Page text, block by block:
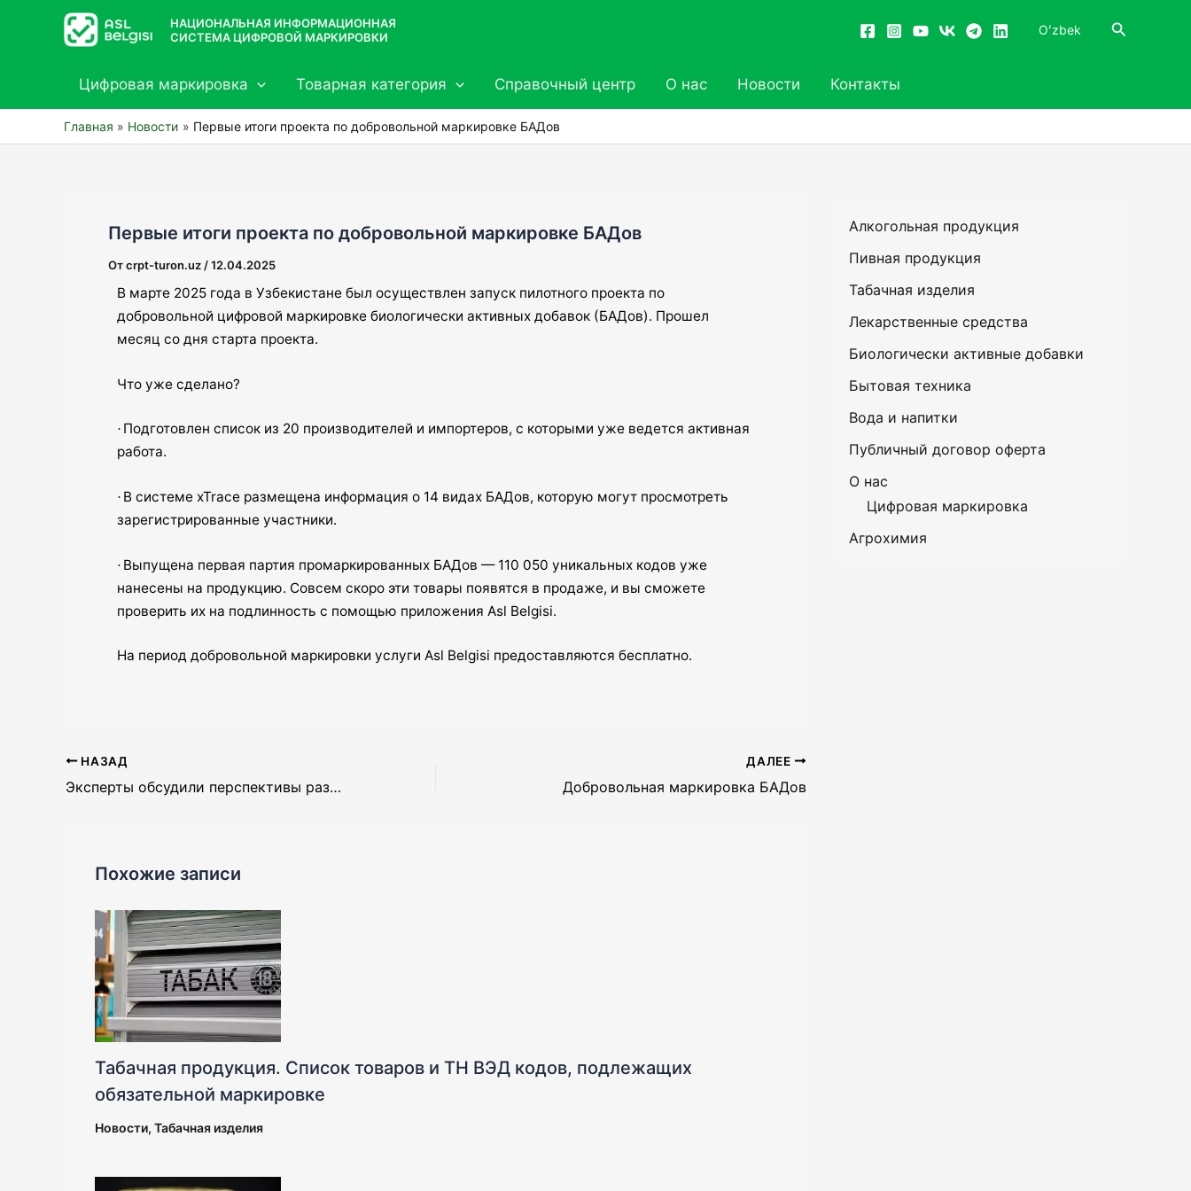
содержимому
НАЦИОНАЛЬНАЯ ИНФОРМАЦИОННАЯ
СИСТЕМА ЦИФРОВОЙ МАРКИРОВКИ
Oʻzbek Поиск
Цифровая маркировка Товарная категория Справочный центр О нас Новости Контакты
Главная Новости Первые итоги проекта по добровольной маркировке БАДов
Первые итоги проекта по добровольной маркировке БАДов
Отcrpt-turon.uz /12.04.2025
В марте 2025 года в Узбекистане был осуществлен запуск пилотного проекта по
добровольной цифровой маркировке биологически активных добавок (БАДов). Прошел
месяц со дня старта проекта.
Что уже сделано?
· Подготовлен список из 20 производителей и импортеров, с которыми уже ведется активная
работа.
· В системе xTrace размещена информация о 14 видах БАДов, которую могут просмотреть
зарегистрированные участники.
· Выпущена первая партия промаркированных БАДов — 110 050 уникальных кодов уже
нанесены на продукцию. Совсем скоро эти товары появятся в продаже, и вы сможете
проверить их на подлинность с помощью приложения Asl Belgisi.
На период добровольной маркировки услуги Asl Belgisi предоставляются бесплатно.
НАЗАД
Эксперты обсудили перспективы развития энергетических напитков
ДАЛЕЕ
Добровольная маркировка БАДов
Похожие записи
Табачная продукция. Список товаров и ТН ВЭД кодов, подлежащих
обязательной маркировке
Новости, Табачная изделия
Алкогольная продукция
Пивная продукция
Табачная изделия
Лекарственные средства
Биологически активные добавки
Бытовая техника
Вода и напитки
Публичный договор оферта
О нас
Цифровая маркировка
Агрохимия